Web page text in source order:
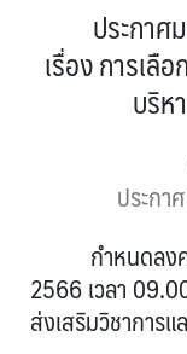
ประกาศ
เรื่อง การเลื
บริห
ประก
กำหนดลงคะ
2566 เวลา
ส่งเสริมวิชาการ